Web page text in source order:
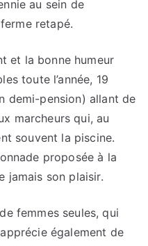
au sein de
retapé.
et la bonne humeur
toute l’année, 19
demi-pension) allant de
marcheurs qui, au
souvent la piscine.
proposée à la
jamais son plaisir.
femmes seules, qui
également de